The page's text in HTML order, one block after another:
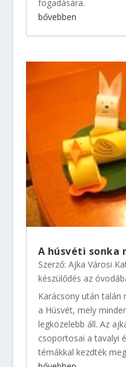
fogadására.
bővebben
A húsvéti sonka
Szerző: Ajka Városi
készülődés az
Karácsony után talán
a Húsvét, mely
legközelebb áll. Az
csoportosai a tavalyi
témákkal kezdték